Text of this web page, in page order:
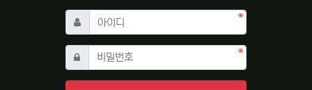
아이디 필수
비밀번호필수